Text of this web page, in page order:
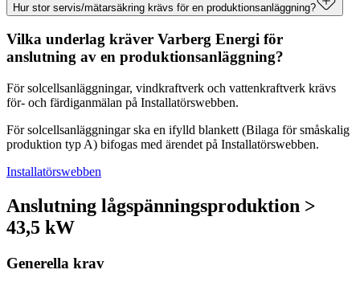
Hur stor servis/mätarsäkring krävs för en produktionsanläggning?
Hur stor servis/mätarsäkring krävs för en
produktionsanläggning
Minsta
servis/mätarsäkring
Maximal effekt på
produktionsanläggning
16 A
20 A 13,8 kW
25 A
Vilka underlag kräver Varberg Energi för
anslutning av en produktionsanläggning?
För solcellsanläggningar, vindkraftverk och vattenkraftverk krävs
för- och färdiganmälan på Installatörswebben.
För solcellsanläggningar ska en ifylld blankett (Bilaga för småskalig
produktion typ A) bifogas med ärendet på Installatörswebben.
Installatörswebben
Anslutning lågspänningsproduktion >
43,5 kW
Generella krav